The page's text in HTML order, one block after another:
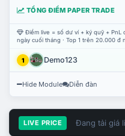
TỔNG ĐIỂM PAPER TRADE
Điểm live = số dư ví + ký quỹ + PnL
ngày cuối tháng · Top 1 trên 20.000 đ
1 Demo123
Hide Module Diễn đàn
LIVE PRICE Đang tải giá